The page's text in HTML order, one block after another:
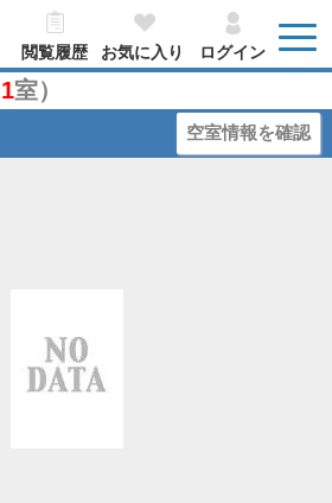
閲覧履歴 お気に入り ログイン
1室）
空室情報を確認